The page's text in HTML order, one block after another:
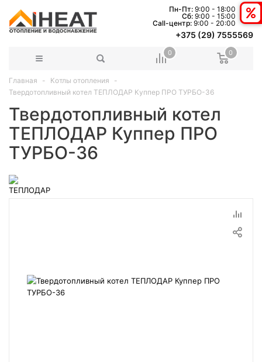
Пн-Пт: 9:00 - 18:00
Сб: 9:00 - 15:00
Сall-центр: 9:00 - 20:00
+375 (29) 7555569
0 0
Главная
Котлы отопления
Твердотопливный котел ТЕПЛОДАР Куппер ПРО ТУРБО-36
Твердотопливный котел
ТЕПЛОДАР Куппер ПРО
ТУРБО-36